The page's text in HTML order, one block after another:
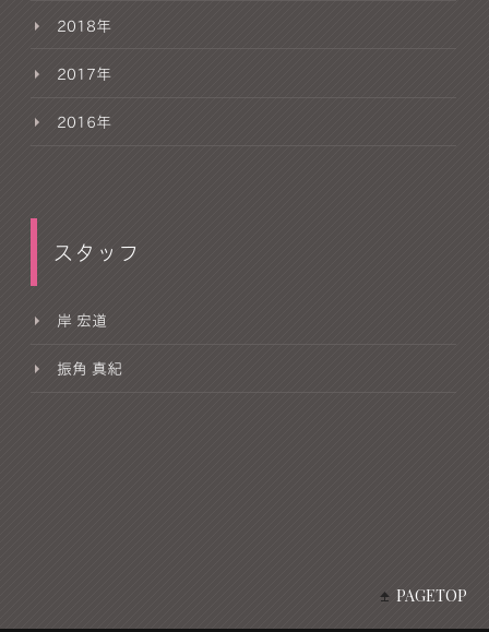
2018年
2017年
2016年
スタッフ
岸 宏道
振角 真紀
PAGETOP